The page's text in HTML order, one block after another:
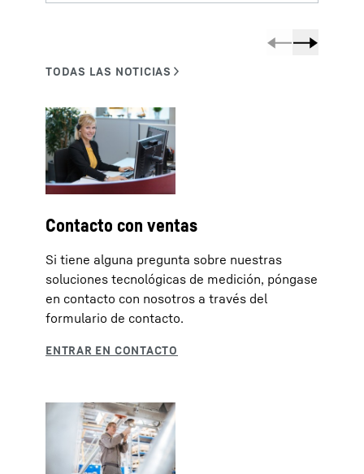
Contacto con ventas
Si tiene alguna pregunta sobre nuestras
soluciones tecnológicas de medición, póngase
en contacto con nosotros a través del
formulario de contacto.